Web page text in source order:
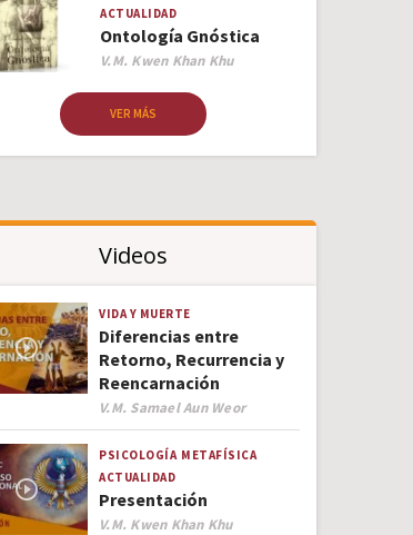
ACTUALIDAD
Ontología Gnóstica
Author
V.M. Kwen Khan Khu
VER MÁS
Videos
VIDA Y MUERTE
Diferencias entre
Retorno, Recurrencia y
Reencarnación
Author
V.M. Samael Aun Weor
PSICOLOGÍA METAFÍSICA
ACTUALIDAD
Presentación
Author
V.M. Kwen Khan Khu